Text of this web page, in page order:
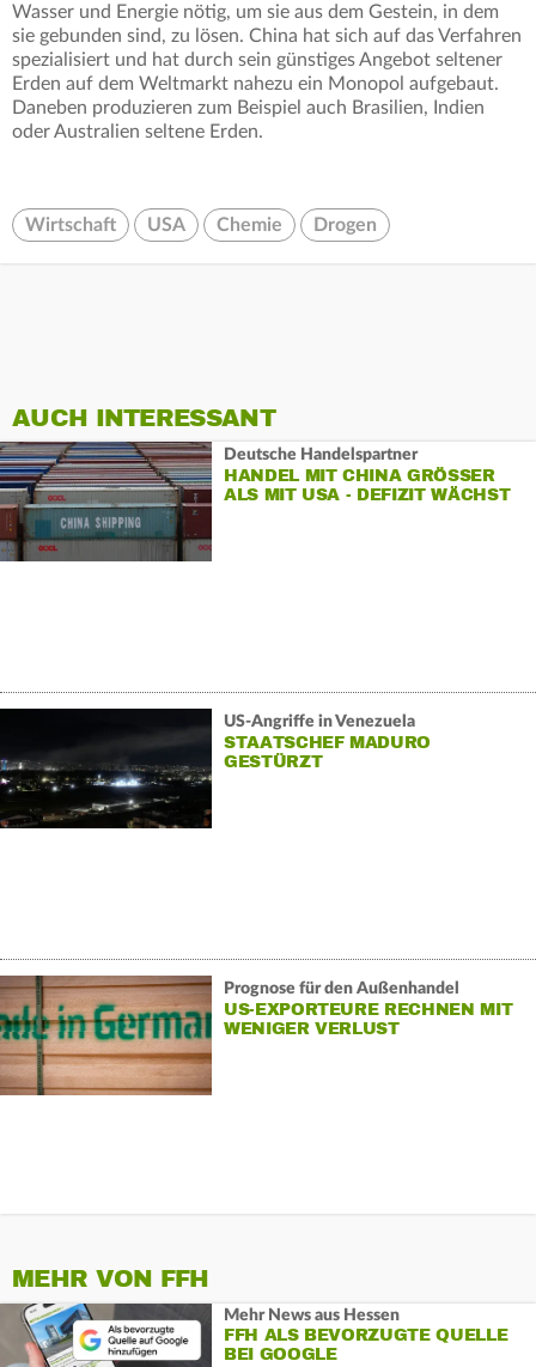
Wasser und Energie nötig, um sie aus dem Gestein, in dem
sie gebunden sind, zu lösen. China hat sich auf das Verfahren
spezialisiert und hat durch sein günstiges Angebot seltener
Erden auf dem Weltmarkt nahezu ein Monopol aufgebaut.
Daneben produzieren zum Beispiel auch Brasilien, Indien
oder Australien seltene Erden.
Wirtschaft USA Chemie Drogen
AUCH INTERESSANT
Deutsche Handelspartner
HANDEL MIT CHINA GRÖSSER A
LS MIT USA - DEFIZIT WÄCHST
US-Angriffe in Venezuela
STAATSCHEF MADURO
GESTÜRZT
Prognose für den Außenhandel
US-EXPORTEURE RECHNEN MIT
WENIGER VERLUST
MEHR VON FFH
Mehr News aus Hessen
FFH ALS BEVORZUGTE QUELLE
BEI GOOGLE